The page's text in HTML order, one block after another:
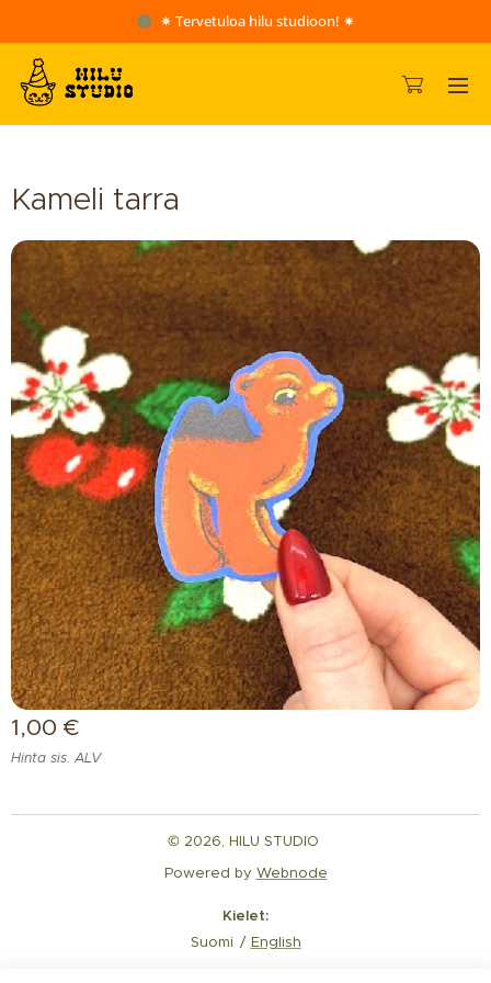
✷ Tervetuloa hilu studioon! ✷
Kameli tarra
1,00 €
Hinta sis. ALV
© 2026, HILU STUDIO
Powered by Webnode
Kielet
Suomi
English